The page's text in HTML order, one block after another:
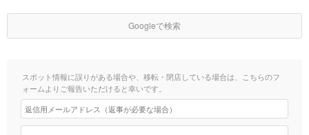
Googleで検索
スポット情報に誤りがある場合や、移転・閉店している場合は、こちらのフ
ォームよりご報告いただけると幸いです。